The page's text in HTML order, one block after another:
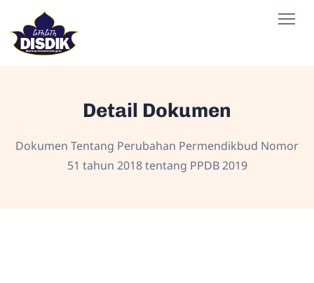
Detail Dokumen
Dokumen Tentang Perubahan Permendikbud Nomor
51 tahun 2018 tentang PPDB 2019